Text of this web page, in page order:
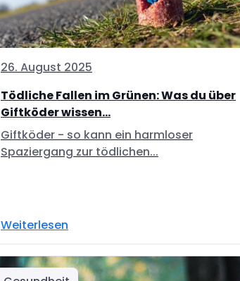
26. August 2025
Tödliche Fallen im Grünen: Was du über
Giftköder wissen...
Giftköder - so kann ein harmloser
Spaziergang zur tödlichen...
Weiterlesen